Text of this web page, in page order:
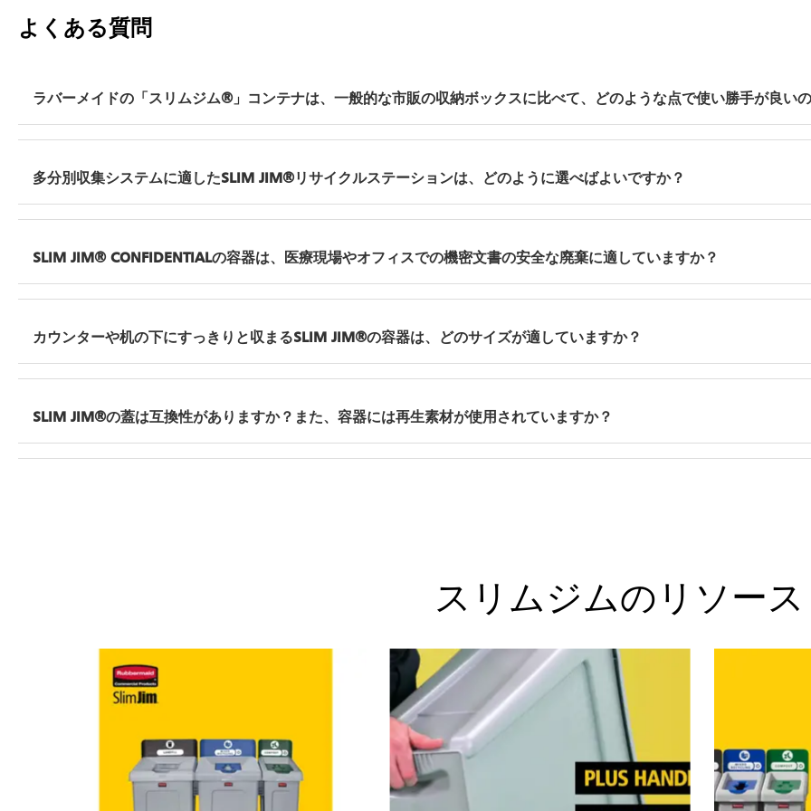
よくある質問
ラバーメイドの「スリムジム®」コンテナは、一般的な市販の収納ボックスに比べて、どのような点で使い勝手が良い
必要な引き抜き力が軽減され、ライナーの取り外しが最大80％容易になります。 バッグの締め付けバンドがライナー
管理の効率性における高い基準を満たすとともに、廃棄物の削減と人件費の節約を通じて、持続可能な取り組みを支援
多分別収集システムに適したSLIM JIM®リサイクルステーションは、どのように選べばよいですか？
ば、各分別種ごとに色とラベルを選択し、リサイクル品に合わせたサイズのヒンジ付き蓋インサートを追加すること
ます。このシステムは、不動産所有者が分別効率を向上させるのに役立ち、環境に優しく持続可能な廃棄物管理を促進
SLIM JIM® CONFIDENTIALの容器は、医療現場やオフィスでの機密文書の安全な廃棄に適していますか？
装備の鍵付きロックにより、HIPAAなどの機密文書に関する要件を満たすために必要なセキュリティが確保されてい
カウンターや机の下にすっきりと収まるSLIM JIM®の容器は、どのサイズが適していますか？
のスリム型ゴミ箱に比べて2倍のアクセス性を確保し、スリムな本体設計により設置面積を最小限に抑えています。よ
SLIM JIM®の蓋は互換性がありますか？また、容器には再生素材が使用されていますか？
スリムジムのリソース